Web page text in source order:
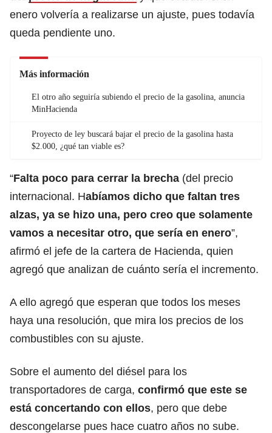
enero volvería a realizarse un ajuste, pues todavía
queda pendiente uno.
Más información
El otro año seguiría subiendo el precio de la gasolina, anuncia
MinHacienda
Proyecto de ley buscará bajar el precio de la gasolina hasta
$2.000, ¿qué tan viable es?
“Falta poco para cerrar la brecha (del precio
internacional. Habíamos dicho que faltan tres
alzas, ya se hizo una, pero creo que solamente
vamos a necesitar otro, que sería en enero”,
afirmó el jefe de la cartera de Hacienda, quien
agregó que analizan de cuánto sería el incremento.
A ello agregó que esperan que todos los meses
haya una resolución, que mira los precios de los
combustibles con su ajuste.
Sobre el aumento del diésel para los
transportadores de carga, confirmó que este se
está concertando con ellos, pero que debe
descongelarse pues hace cuatro años no sube.